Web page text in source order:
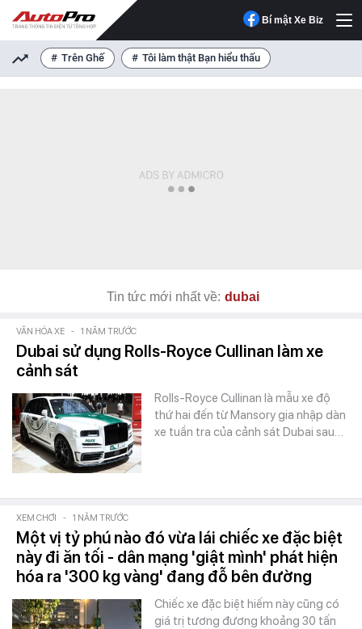
Bí mật Xe Biz
Trên Ghế Tôi làm thật Bạn hiểu thấu
Tin tức mới nhất về: dubai
VĂN HÓA XE - 1 NĂM TRƯỚC
Dubai sử dụng Rolls-Royce Cullinan làm xe
cảnh sát
Rolls-Royce Cullinan là mẫu xe độ
thứ hai đến từ Mansory gia nhập dàn
xe tuần tra của cảnh sát Dubai sau…
XEM CHƠI - 1 NĂM TRƯỚC
Một vị tỷ phú nào đó vừa lái chiếc xe đặc biệt
này đi ăn tối - dân mạng 'giật mình' phát hiện
hóa ra '300 kg vàng' đang đỗ bên đường
Chiếc xe đặc biệt hiếm này cũng có
giá trị tương đương khoảng 30 tấn